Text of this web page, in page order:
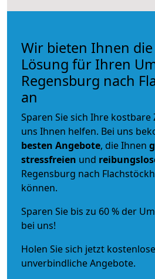
Wir bieten Ihnen
Lösung für Ihren
Regensburg nach
an
Sparen Sie sich Ihre kostbare
uns Ihnen helfen. Bei uns
besten Angebote, die Ihnen
stressfreien und
Regensburg nach
können.
Sparen Sie bis zu 60 % der
bei uns!
Holen Sie sich jetzt
unverbindliche Angebote.